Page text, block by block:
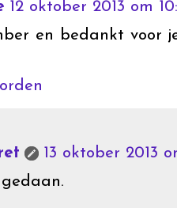
12 oktober 2013 om
en bedankt voor
13 oktober 2013